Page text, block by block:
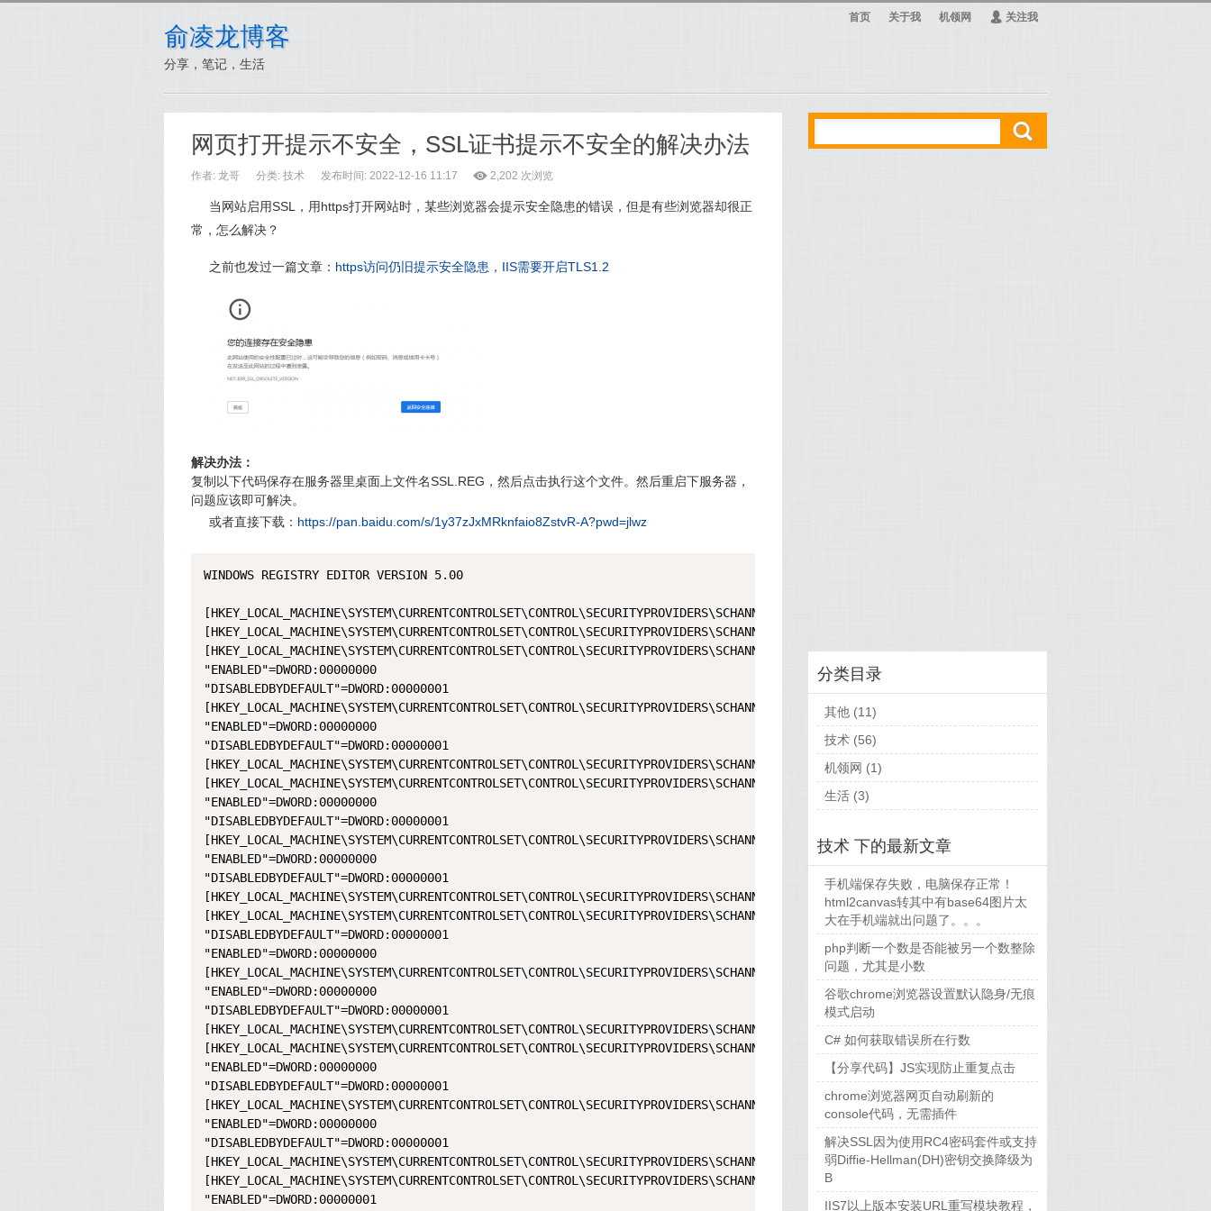
俞凌龙博客
分享，笔记，生活
首页 关于我 机领网 Ą 关注我
网页打开提示不安全，SSL证书提示不安全的解决办法
作者: 龙哥 分类: 技术 发布时间: 2022-12-16 11:17 ė 2,202 次浏览
当网站启用SSL，用https打开网站时，某些浏览器会提示安全隐患的错误，但是有些浏览器却很正
常，怎么解决？
之前也发过一篇文章： https访问仍旧提示安全隐患，IIS需要开启TLS1.2
解决办法：
复制以下代码保存在服务器里桌面上文件名SSL.REG，然后点击执行这个文件。然后重启下服务器，
问题应该即可解决。
或者直接下载： https://pan.baidu.com/s/1y37zJxMRknfaio8ZstvR-A?pwd=jlwz
WINDOWS REGISTRY EDITOR VERSION 5.00
[HKEY_LOCAL_MACHINE\SYSTEM\CURRENTCONTROLSET\CONTROL\SECURITYPROVIDERS\SCHANNEL\PROTOCOLS]
[HKEY_LOCAL_MACHINE\SYSTEM\CURRENTCONTROLSET\CONTROL\SECURITYPROVIDERS\SCHANNEL\PROTOCOLS\MULTI-PROTOCOL UNIFIED HELLO]
[HKEY_LOCAL_MACHINE\SYSTEM\CURRENTCONTROLSET\CONTROL\SECURITYPROVIDERS\SCHANNEL\PROTOCOLS\MULTI-PROTOCOL UNIFIED HELLO\CLIENT]
"ENABLED"=DWORD:00000000
"DISABLEDBYDEFAULT"=DWORD:00000001
[HKEY_LOCAL_MACHINE\SYSTEM\CURRENTCONTROLSET\CONTROL\SECURITYPROVIDERS\SCHANNEL\PROTOCOLS\MULTI-PROTOCOL UNIFIED HELLO\SERVER]
"ENABLED"=DWORD:00000000
"DISABLEDBYDEFAULT"=DWORD:00000001
[HKEY_LOCAL_MACHINE\SYSTEM\CURRENTCONTROLSET\CONTROL\SECURITYPROVIDERS\SCHANNEL\PROTOCOLS\PCT 1.0]
[HKEY_LOCAL_MACHINE\SYSTEM\CURRENTCONTROLSET\CONTROL\SECURITYPROVIDERS\SCHANNEL\PROTOCOLS\PCT 1.0\CLIENT]
"ENABLED"=DWORD:00000000
"DISABLEDBYDEFAULT"=DWORD:00000001
[HKEY_LOCAL_MACHINE\SYSTEM\CURRENTCONTROLSET\CONTROL\SECURITYPROVIDERS\SCHANNEL\PROTOCOLS\PCT 1.0\SERVER]
"ENABLED"=DWORD:00000000
"DISABLEDBYDEFAULT"=DWORD:00000001
[HKEY_LOCAL_MACHINE\SYSTEM\CURRENTCONTROLSET\CONTROL\SECURITYPROVIDERS\SCHANNEL\PROTOCOLS\SSL 2.0]
[HKEY_LOCAL_MACHINE\SYSTEM\CURRENTCONTROLSET\CONTROL\SECURITYPROVIDERS\SCHANNEL\PROTOCOLS\SSL 2.0\CLIENT]
"DISABLEDBYDEFAULT"=DWORD:00000001
"ENABLED"=DWORD:00000000
[HKEY_LOCAL_MACHINE\SYSTEM\CURRENTCONTROLSET\CONTROL\SECURITYPROVIDERS\SCHANNEL\PROTOCOLS\SSL 2.0\SERVER]
"ENABLED"=DWORD:00000000
"DISABLEDBYDEFAULT"=DWORD:00000001
[HKEY_LOCAL_MACHINE\SYSTEM\CURRENTCONTROLSET\CONTROL\SECURITYPROVIDERS\SCHANNEL\PROTOCOLS\SSL 3.0]
[HKEY_LOCAL_MACHINE\SYSTEM\CURRENTCONTROLSET\CONTROL\SECURITYPROVIDERS\SCHANNEL\PROTOCOLS\SSL 3.0\CLIENT]
"ENABLED"=DWORD:00000000
"DISABLEDBYDEFAULT"=DWORD:00000001
[HKEY_LOCAL_MACHINE\SYSTEM\CURRENTCONTROLSET\CONTROL\SECURITYPROVIDERS\SCHANNEL\PROTOCOLS\SSL 3.0\SERVER]
"ENABLED"=DWORD:00000000
"DISABLEDBYDEFAULT"=DWORD:00000001
[HKEY_LOCAL_MACHINE\SYSTEM\CURRENTCONTROLSET\CONTROL\SECURITYPROVIDERS\SCHANNEL\PROTOCOLS\TLS 1.0]
[HKEY_LOCAL_MACHINE\SYSTEM\CURRENTCONTROLSET\CONTROL\SECURITYPROVIDERS\SCHANNEL\PROTOCOLS\TLS 1.0\CLIENT]
"ENABLED"=DWORD:00000001
ő
分类目录
其他 (11)
技术 (56)
机领网 (1)
生活 (3)
技术 下的最新文章
手机端保存失败，电脑保存正常！
html2canvas转其中有base64图片太
大在手机端就出问题了。。。
php判断一个数是否能被另一个数整除
问题，尤其是小数
谷歌chrome浏览器设置默认隐身/无痕
模式启动
C# 如何获取错误所在行数
【分享代码】JS实现防止重复点击
chrome浏览器网页自动刷新的
console代码，无需插件
解决SSL因为使用RC4密码套件或支持
弱Diffie-Hellman(DH)密钥交换降级为
B
IIS7以上版本安装URL重写模块教程，